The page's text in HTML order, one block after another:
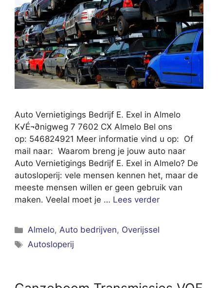
Auto Vernietigings Bedrijf E. Exel in Almelo
K√É¬∂nigweg 7 7602 CX Almelo Bel ons
op: 546824921 Meer informatie vind u op: Of
mail naar: Waarom breng je jouw auto naar
Auto Vernietigings Bedrijf E. Exel in Almelo? De
autosloperij: vele mensen kennen het, maar de
meeste mensen willen er geen gebruik van
maken. Veelal moet je … Lees verder
Categorieën
Almelo,Auto bedrijven, Overijssel
Tags
Autosloperij